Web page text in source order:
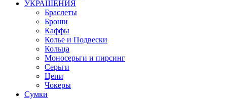
УКРАШЕНИЯ
Браслеты
Броши
Каффы
Колье и Подвески
Кольца
Моносерьги и пирсинг
Серьги
Цепи
Чокеры
Сумки